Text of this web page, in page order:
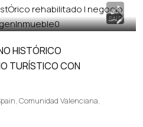
SALE
HISTÓRICO
TURÍSTICO CON
Comunidad Valenciana,